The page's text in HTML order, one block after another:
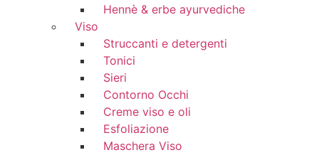
Hennè & erbe ayurvediche
Viso
Struccanti e detergenti
Tonici
Sieri
Contorno Occhi
Creme viso e oli
Esfoliazione
Maschera Viso